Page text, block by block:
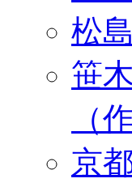
松
笹
（
京